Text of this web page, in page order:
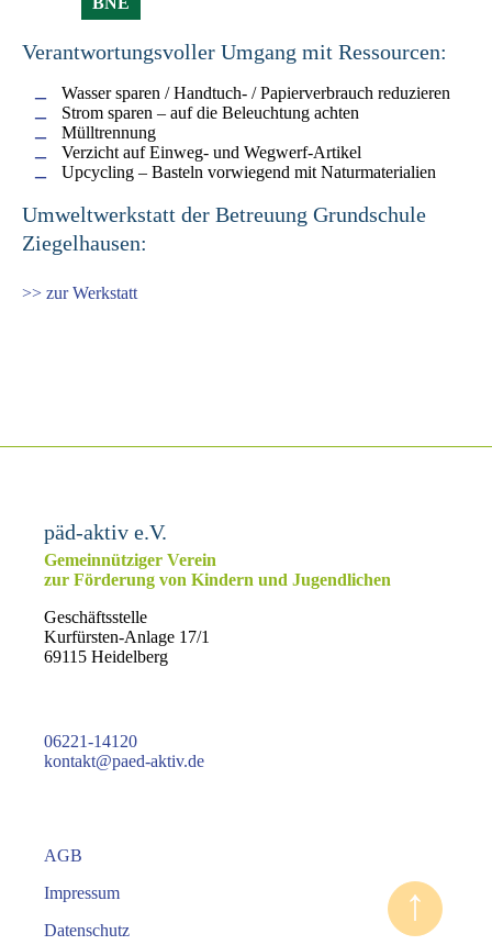
Verantwortungsvoller Umgang mit Ressourcen:
Wasser sparen / Handtuch- / Papierverbrauch reduzieren
Strom sparen – auf die Beleuchtung achten
Mülltrennung
Verzicht auf Einweg- und Wegwerf-Artikel
Upcycling – Basteln vorwiegend mit Naturmaterialien
Umweltwerkstatt der Betreuung Grundschule
Ziegelhausen:
>> zur Werkstatt
↑
päd-aktiv e.V.
Gemeinnütziger Verein
zur Förderung von Kindern und Jugendlichen
Geschäftsstelle
Kurfürsten-Anlage 17/1
69115 Heidelberg
06221-14120
kontakt@paed-aktiv.de
AGB
Impressum
Datenschutz